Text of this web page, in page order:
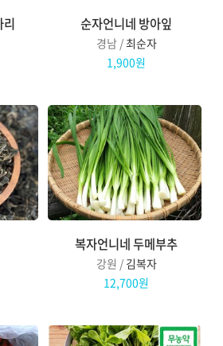
리 순자언니네 방아잎
경남 /최순자
1,900원
복자언니네 두메부추
강원 / 김복자
12,700원